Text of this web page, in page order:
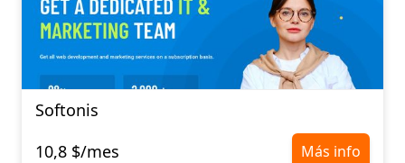
Softonis
10,8 $/mes
Más info